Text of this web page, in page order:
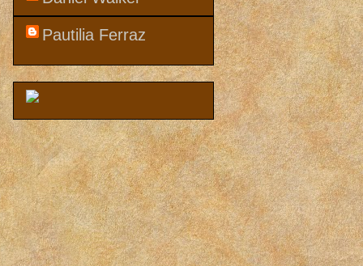
Pautilia Ferraz